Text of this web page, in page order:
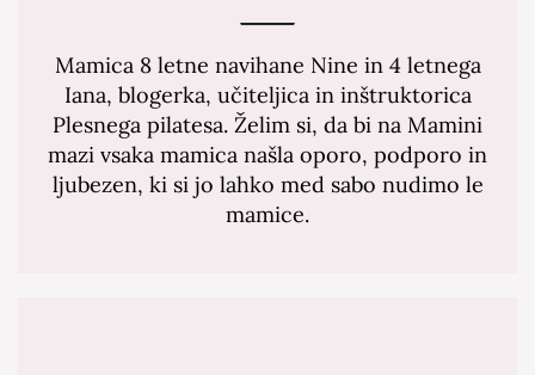
Mamica 8 letne navihane Nine in 4 letnega
Iana, blogerka, učiteljica in inštruktorica
Plesnega pilatesa. Želim si, da bi na Mamini
mazi vsaka mamica našla oporo, podporo in
ljubezen, ki si jo lahko med sabo nudimo le
mamice.